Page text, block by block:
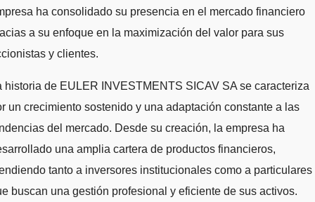
ha consolidado su presencia en el mercado financiero
a su enfoque en la maximización del valor para sus
y clientes.
historia de EULER INVESTMENTS SICAV SA se caracteriza
un crecimiento sostenido y una adaptación constante a las
del mercado. Desde su creación, la empresa ha
una amplia cartera de productos financieros,
tanto a inversores institucionales como a particulares
buscan una gestión profesional y eficiente de sus activos.